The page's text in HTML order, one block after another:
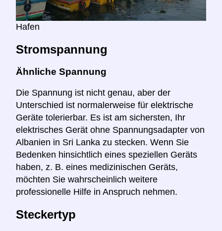
Hafen
Stromspannung
Ähnliche Spannung
Die Spannung ist nicht genau, aber der
Unterschied ist normalerweise für elektrische
Geräte tolerierbar. Es ist am sichersten, Ihr
elektrisches Gerät ohne Spannungsadapter von
Albanien in Sri Lanka zu stecken. Wenn Sie
Bedenken hinsichtlich eines speziellen Geräts
haben, z. B. eines medizinischen Geräts,
möchten Sie wahrscheinlich weitere
professionelle Hilfe in Anspruch nehmen.
Steckertyp